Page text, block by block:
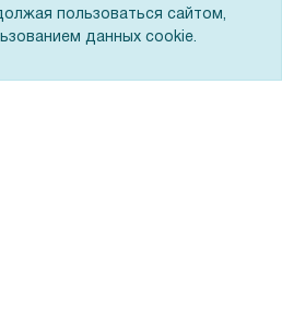
пользоваться сайтом,
данных cookie.